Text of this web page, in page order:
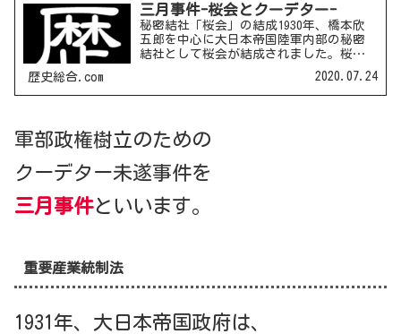
三月事件-桜会とクーデター-
秘密結社「桜会」の結成1930年、橋本欣
五郎を中心に大日本帝国陸軍内部の秘密
結社として桜会が結成されました。桜会
運動を進めていきました。三月事件の勃
発1931年には三月事件が発生します。青
歴史総合.com 2020.07.24
軍部政権樹立のための
クーデター未遂事件を
三月事件といいます。
重要産業統制法
1931年、大日本帝国政府は、